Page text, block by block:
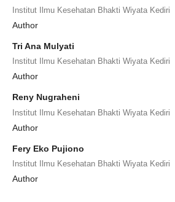
Institut Ilmu Kesehatan Bhakti Wiyata Kediri
Author
Tri Ana Mulyati
Institut Ilmu Kesehatan Bhakti Wiyata Kediri
Author
Reny Nugraheni
Institut Ilmu Kesehatan Bhakti Wiyata Kediri
Author
Fery Eko Pujiono
Institut Ilmu Kesehatan Bhakti Wiyata Kediri
Author